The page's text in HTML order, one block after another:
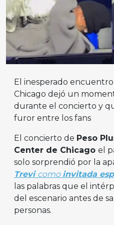
El inesperado
Chicago dejó un
durante el concierto y
furor entre los fans
El concierto de Peso
Center de Chicago el
solo sorprendió por la
Trevi como invitada
las palabras que el
del escenario antes de
personas.